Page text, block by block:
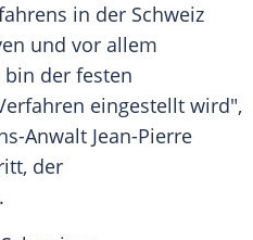
in der Schweiz
und vor allem
bin der festen
eingestellt wird",
Anwalt Jean-Pierre
der
.